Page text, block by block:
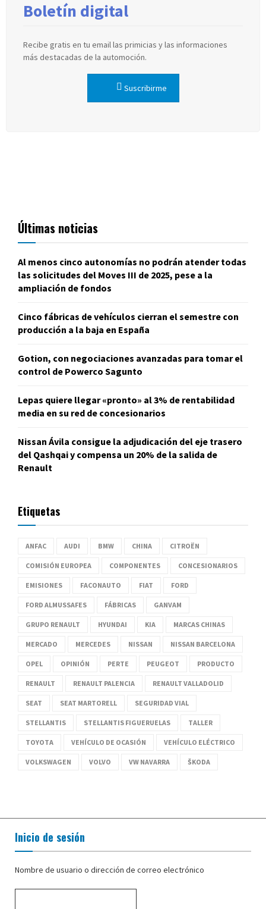
Boletín digital
Recibe gratis en tu email las primicias y las informaciones
más destacadas de la automoción.
Suscribirme
Últimas noticias
Al menos cinco autonomías no podrán atender todas
las solicitudes del Moves III de 2025, pese a la
ampliación de fondos
Cinco fábricas de vehículos cierran el semestre con
producción a la baja en España
Gotion, con negociaciones avanzadas para tomar el
control de Powerco Sagunto
Lepas quiere llegar «pronto» al 3% de rentabilidad
media en su red de concesionarios
Nissan Ávila consigue la adjudicación del eje trasero
del Qashqai y compensa un 20% de la salida de
Renault
Etiquetas
ANFAC AUDI BMW CHINA CITROËN
COMISIÓN EUROPEA COMPONENTES CONCESIONARIOS
EMISIONES FACONAUTO FIAT FORD
FORD ALMUSSAFES FÁBRICAS GANVAM
GRUPO RENAULT HYUNDAI KIA MARCAS CHINAS
MERCADO MERCEDES NISSAN NISSAN BARCELONA
OPEL OPINIÓN PERTE PEUGEOT PRODUCTO
RENAULT RENAULT PALENCIA RENAULT VALLADOLID
SEAT SEAT MARTORELL SEGURIDAD VIAL
STELLANTIS STELLANTIS FIGUERUELAS TALLER
TOYOTA VEHÍCULO DE OCASIÓN VEHÍCULO ELÉCTRICO
VOLKSWAGEN VOLVO VW NAVARRA ŠKODA
Inicio de sesión
Nombre de usuario o dirección de correo electrónico